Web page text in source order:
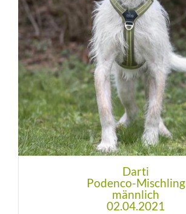
Darti
Podenco-Mischling
männlich
02.04.2021